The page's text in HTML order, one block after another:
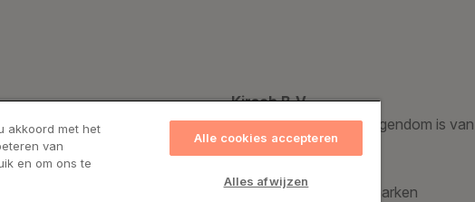
Kirsch B.V.
Een geregistreerd handelsmerk dat voor 100% eigendom is
Bronzevej 8, 8940 Randers SV, Denemarken
akkoord met het
van
en om ons te
Alle cookies accepteren
Alles afwijzen